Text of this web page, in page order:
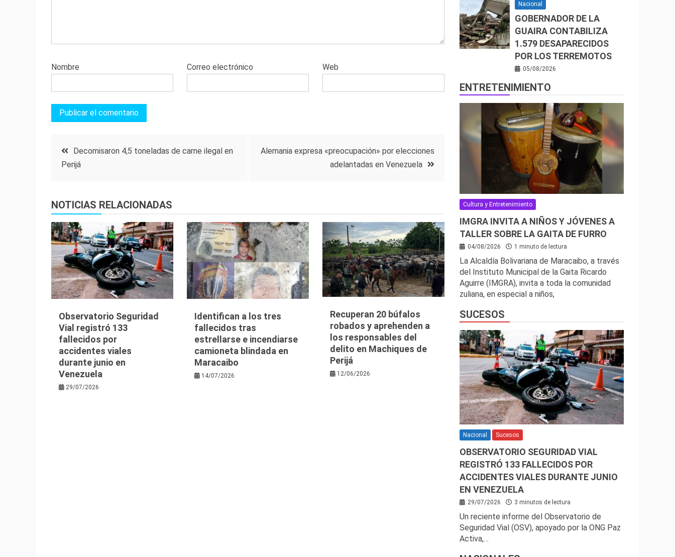
Nombre Correo electrónico Web
Navegación
entradas
Decomisaron 4,5 toneladas de carne ilegal en
Perijá
Alemania expresa «preocupación» por elecciones
adelantadas en Venezuela
NOTICIAS RELACIONADAS
Observatorio Seguridad
Vial registró 133
fallecidos por
accidentes viales
durante junio en
Venezuela
29/07/2026
Identifican a los tres
fallecidos tras
estrellarse e incendiarse
camioneta blindada en
Maracaibo
14/07/2026
Recuperan 20 búfalos
robados y aprehenden a
los responsables del
delito en Machiques de
Perijá
12/06/2026
Nacional
GOBERNADOR DE LA
GUAIRA CONTABILIZA
1.579 DESAPARECIDOS
POR LOS TERREMOTOS
05/08/2026
ENTRETENIMIENTO
Cultura y Entretenimiento
IMGRA INVITA A NIÑOS Y JÓVENES A
TALLER SOBRE LA GAITA DE FURRO
04/08/2026 1 minuto de lectura
La Alcaldía Bolivariana de Maracaibo, a través
del Instituto Municipal de la Gaita Ricardo
Aguirre (IMGRA), invita a toda la comunidad
zuliana, en especial a niños,
SUCESOS
Nacional Sucesos
OBSERVATORIO SEGURIDAD VIAL
REGISTRÓ 133 FALLECIDOS POR
ACCIDENTES VIALES DURANTE JUNIO
EN VENEZUELA
29/07/2026 3 minutos de lectura
Un reciente informe del Observatorio de
Seguridad Vial (OSV), apoyado por la ONG Paz
Activa,…